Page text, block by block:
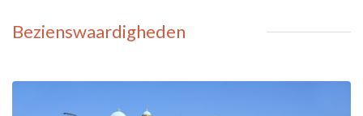
Bezienswaardigheden